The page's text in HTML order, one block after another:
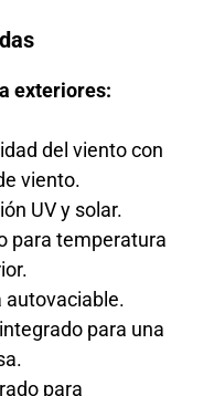
exteriores:
del viento con
viento.
UV y solar.
para temperatura
autovaciable.
para una
para